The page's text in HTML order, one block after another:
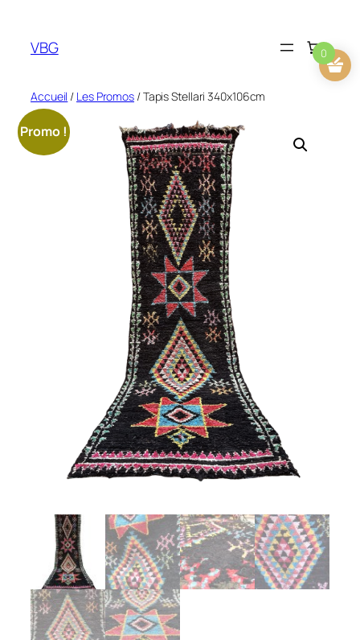
contenu
VBG
Accueil / Les Promos / Tapis Stellari 340x106cm
Promo !
0